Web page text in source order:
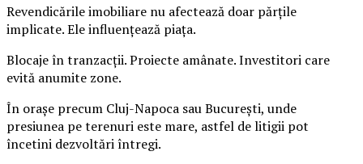
Revendicările imobiliare nu afectează doar părțile
implicate. Ele influențează piața.
Blocaje în tranzacții. Proiecte amânate. Investitori care
evită anumite zone.
În orașe precum Cluj-Napoca sau București, unde
presiunea pe terenuri este mare, astfel de litigii pot
încetini dezvoltări întregi.